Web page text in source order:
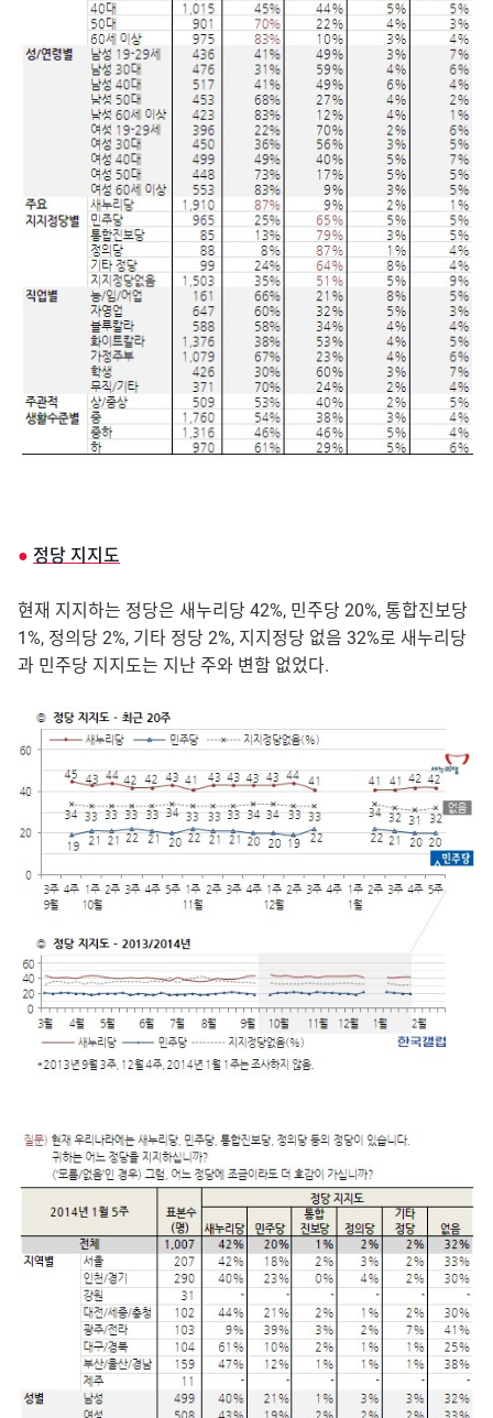
● 정당 지지도
현재 지지하는 정당은 새누리당 42%, 민주당 20%, 통합진보당
1%, 정의당 2%, 기타 정당 2%, 지지정당 없음 32%로 새누리당
과 민주당 지지도는 지난 주와 변함 없었다.